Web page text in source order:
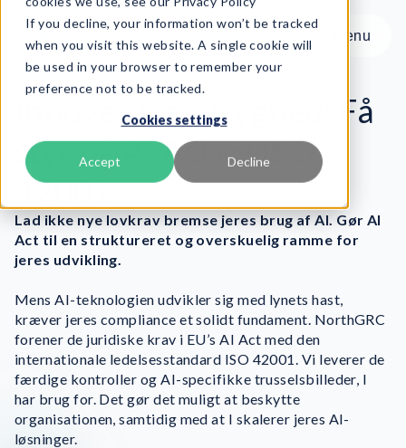
If you decline, your information won’t be tracked
when you visit this website. A single cookie will
be used in your browser to remember your
preference not to be tracked.
Cookies settings
Accept Decline
Menu
Menu
Produkt
Services
Ressourcer
Om os
Innovér med tryghed: Få
styr på AI Act og ISO
42001
Lad ikke nye lovkrav bremse jeres brug af AI. Gør AI
Act til en struktureret og overskuelig ramme for
jeres udvikling.
Mens AI-teknologien udvikler sig med lynets hast,
kræver jeres compliance et solidt fundament. NorthGRC
forener de juridiske krav i EU’s AI Act med den
internationale ledelsesstandard ISO 42001. Vi leverer de
færdige kontroller og AI-specifikke trusselsbilleder, I
har brug for. Det gør det muligt at beskytte
organisationen, samtidig med at I skalerer jeres AI-
løsninger.